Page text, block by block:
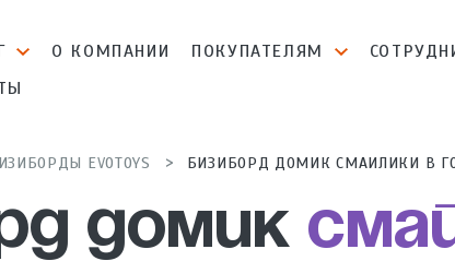
О КОМПАНИИ ПОКУПАТЕЛЯМ
EVOTOYS БИЗИБОРД ДОМИК СМАЙЛИКИ В
домик